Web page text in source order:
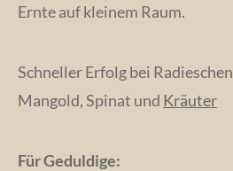
Ernte auf kleinem Raum.
Schneller Erfolg bei
Mangold, Spinat und Kräuter
Für Geduldige: